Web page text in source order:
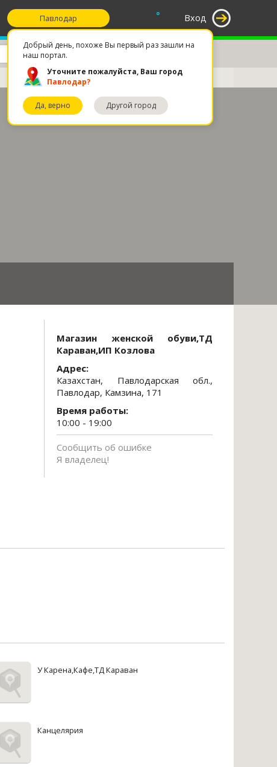
Вход
°
Павлодар
Добрый день, похоже Вы первый раз зашли на
наш портал.
Уточните пожалуйста, Ваш город
Павлодар?
Да, верно Другой город
Магазин женской обуви,ТД
Караван,ИП Козлова
Адрес:
Казахстан, Павлодарская обл.,
Павлодар, Камзина, 171
Время работы:
10:00 - 19:00
Сообщить об ошибке
Я владелец!
У Карена,Кафе,ТД Караван
Канцелярия